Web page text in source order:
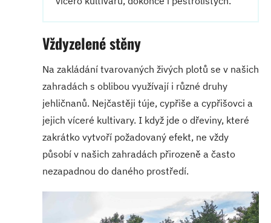
Vždyzelené stěny
Na zakládání tvarovaných živých plotů se v našich
zahradách s oblibou využívají i různé druhy
jehličnanů. Nejčastěji túje, cypřiše a cypřišovci a
jejich víceré kultivary. I když jde o dřeviny, které
zakrátko vytvoří požadovaný efekt, ne vždy
působí v našich zahradách přirozeně a často
nezapadnou do daného prostředí.